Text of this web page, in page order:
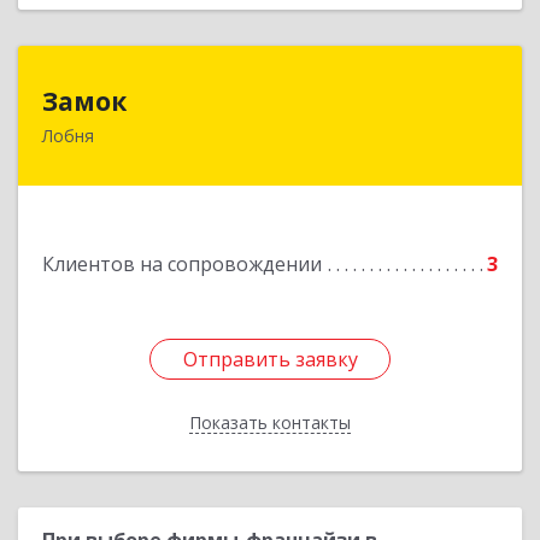
Замок
Лобня
Клиентов на сопровождении 3
Отправить заявку
Показать контакты
Россия, 141730, Московская область, г. Лобня,
Отправить заявку
Назад